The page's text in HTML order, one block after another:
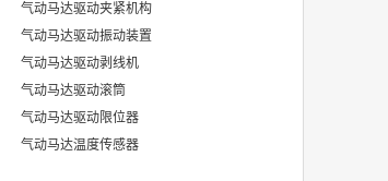
气动马达驱动夹紧机构
气动马达驱动振动装置
气动马达驱动剥线机
气动马达驱动滚筒
气动马达驱动限位器
气动马达温度传感器